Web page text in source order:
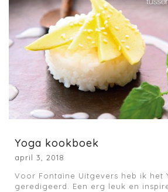
Yoga kookboek
april 3, 2018
Voor Fontaine Uitgevers heb ik het
geredigeerd. Een erg leuk en